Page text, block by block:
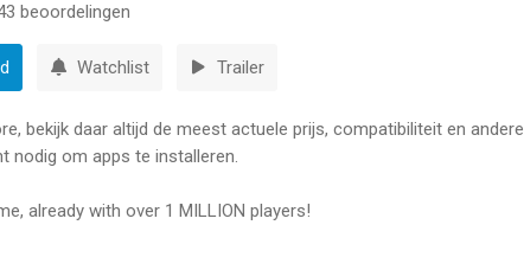
beoordelingen
Watchlist Trailer
bekijk daar altijd de meest actuele prijs, compatibiliteit en andere
nodig om apps te installeren.
already with over 1 MILLION players!